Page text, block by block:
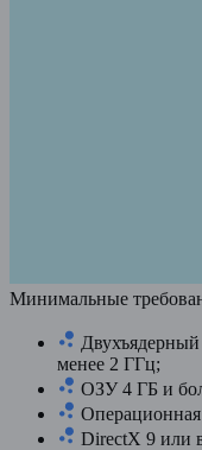
Минимальные
Двухъядерный
менее 2 ГГц;
ОЗУ 4 ГБ и
DirectX 9 или